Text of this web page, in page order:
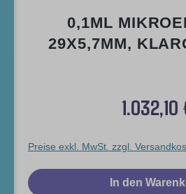
0,1ML
29X5,7MM,
Regulärer
1.032,10
Preise exkl. MwSt. zzgl.
In den